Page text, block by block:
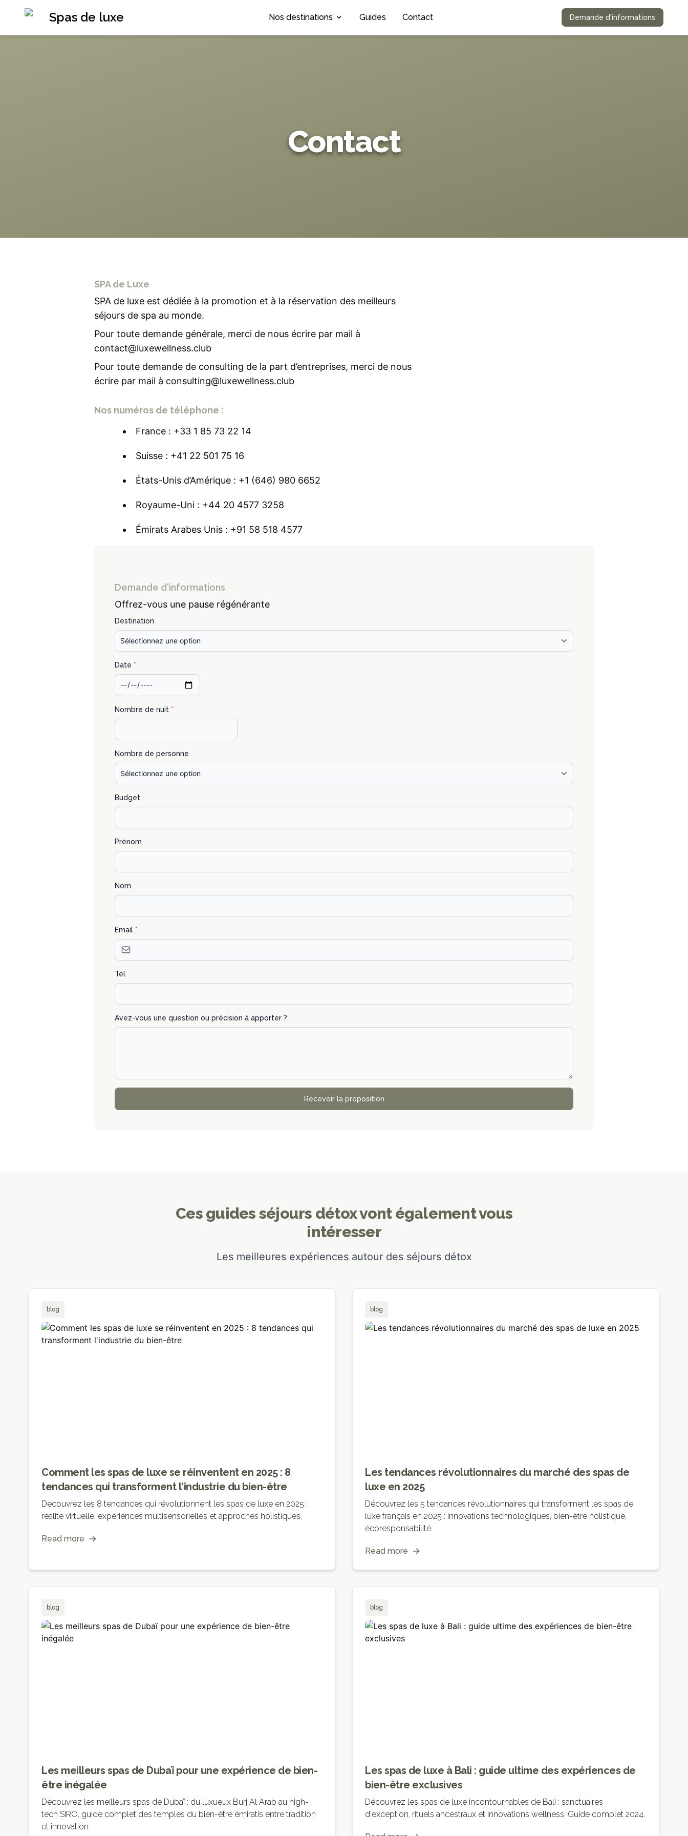
Spas de luxe Demande d'informations
Nos destinations Guides Contact
Contact
SPA de Luxe
SPA de luxe est dédiée à la promotion et à la réservation des meilleurs
séjours de spa au monde.
Pour toute demande générale, merci de nous écrire par mail à
contact@luxewellness.club
Pour toute demande de consulting de la part d’entreprises, merci de nous
écrire par mail à consulting@luxewellness.club
Nos numéros de téléphone :
France : +33 1 85 73 22 14
Suisse : +41 22 501 75 16
États-Unis d’Amérique : +1 (646) 980 6652
Royaume-Uni : +44 20 4577 3258
Émirats Arabes Unis : +91 58 518 4577
Demande d'informations
Offrez-vous une pause régénérante
Destination
Date *
Nombre de nuit *
Nombre de personne
Budget
Prénom
Nom
Email *
Tél
Avez-vous une question ou précision à apporter ?
Recevoir la proposition
Ces guides séjours détox vont également vous
intéresser
Les meilleures expériences autour des séjours détox
blog
Comment les spas de luxe se réinventent en 2025 : 8
tendances qui transforment l'industrie du bien-être
Découvrez les 8 tendances qui révolutionnent les spas de luxe en 2025 :
réalité virtuelle, expériences multisensorielles et approches holistiques.
Read more
blog
Les tendances révolutionnaires du marché des spas de
luxe en 2025
Découvrez les 5 tendances révolutionnaires qui transforment les spas de
luxe français en 2025 : innovations technologiques, bien-être holistique,
écoresponsabilité.
Read more
blog
Les meilleurs spas de Dubaï pour une expérience de bien-
être inégalée
Découvrez les meilleurs spas de Dubaï : du luxueux Burj Al Arab au high-
tech SIRO, guide complet des temples du bien-être émiratis entre tradition
et innovation.
blog
Les spas de luxe à Bali : guide ultime des expériences de
bien-être exclusives
Découvrez les spas de luxe incontournables de Bali : sanctuaires
d'exception, rituels ancestraux et innovations wellness. Guide complet 2024.